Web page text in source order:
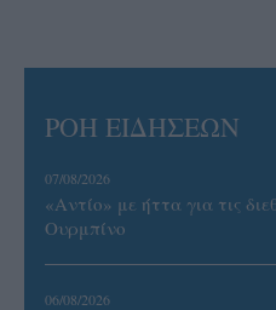
ΡΟΗ ΕΙΔΗΣΕΩΝ
07/08/2026
«Αντίο» με ήττα για τις
Ουρμπίνο
06/08/2026